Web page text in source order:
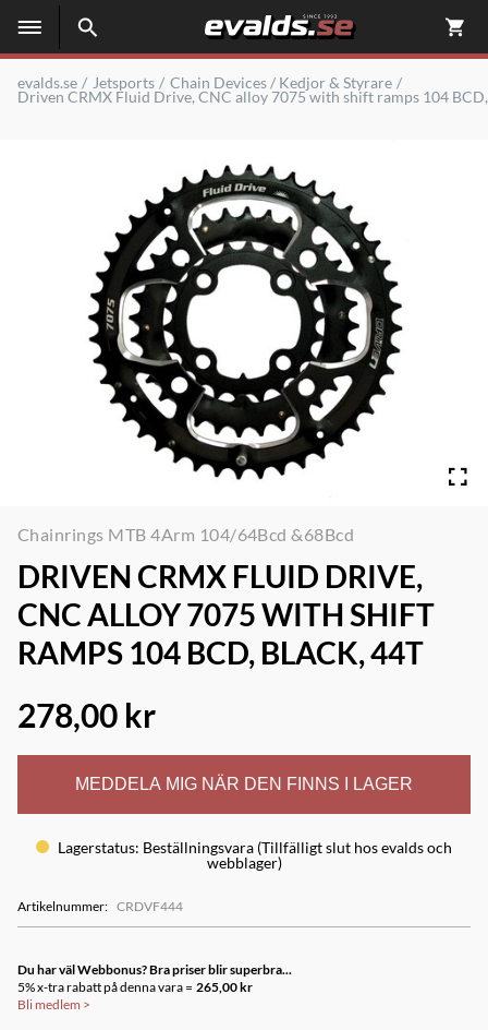
evalds.se Jetsports
Chain Devices / Kedjor & Styrare
Driven CRMX Fluid Drive, CNC alloy 7075 with shift ramps 104
Chainrings MTB 4Arm 104/64Bcd &68Bcd
DRIVEN CRMX FLUID DRIVE,
CNC ALLOY 7075 WITH SHIFT
RAMPS 104 BCD, BLACK, 44T
278,00 kr
MEDDELA MIG NÄR DEN FINNS I LAGER
Lagerstatus: Beställningsvara (Tillfälligt slut hos evalds och
webblager)
Artikelnummer: CRDVF444
Du har väl Webbonus? Bra priser blir superbra...
5% x-tra rabatt på denna vara = 265,00 kr
Bli medlem >